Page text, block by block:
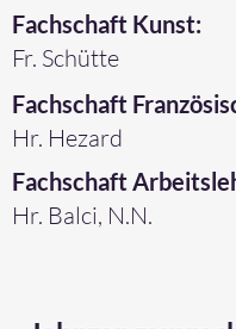
Fachschaft Kunst:
Fr. Schütte
Fachschaft
Hr. Hezard
Fachschaft
Hr. Balci, N.N.